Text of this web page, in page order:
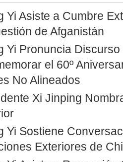
Yi Asiste a Cumbre
de Afganistán
Yi Pronuncia
el 60º
No Alineados
Xi Jinping
Yi Sostiene
Exteriores de